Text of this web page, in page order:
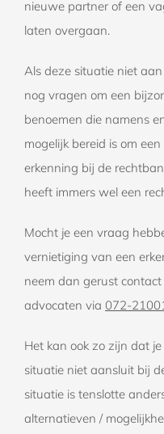
nieuwe partner of een
laten overgaan.
Als deze situatie niet
nog vragen om een
benoemen die namens
mogelijk bereid is om
erkenning bij de
heeft immers wel een
Mocht je een vraag
vernietiging van een
neem dan gerust
advocaten via 072-
Het kan ook zo zijn dat
situatie niet aansluit bij
situatie is tenslotte
alternatieven /